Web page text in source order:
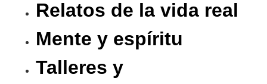
Relatos de la vida real
Mente y espíritu
Talleres y